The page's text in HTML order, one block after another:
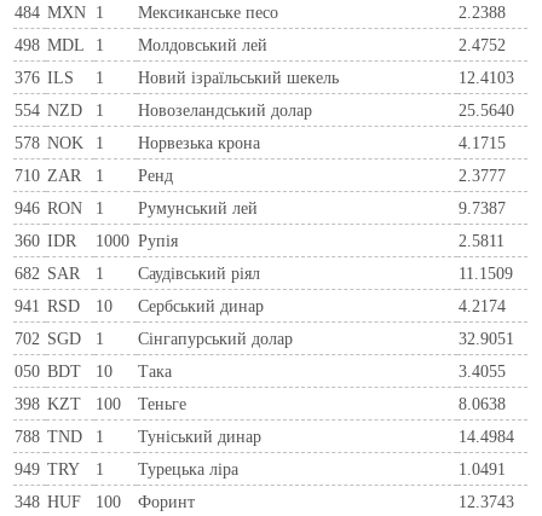
484 MXN 1 Мексиканське песо
2.2388
498 MDL 1 Молдовський лей
2.4752
376 ILS 1 Новий ізраїльський шекель
12.4103
554 NZD 1 Новозеландський долар
25.5640
578 NOK 1 Норвезька крона
4.1715
710 ZAR 1 Ренд
2.3777
946 RON 1 Румунський лей
9.7387
360 IDR 1000 Рупія
2.5811
682 SAR 1 Саудівський ріял
11.1509
941 RSD 10 Сербський динар
4.2174
702 SGD 1 Сінгапурський долар
32.9051
050 BDT 10 Така
3.4055
398 KZT 100 Теньге
8.0638
788 TND 1 Туніський динар
14.4984
949 TRY 1 Турецька ліра
1.0491
348 HUF 100 Форинт 12.3743